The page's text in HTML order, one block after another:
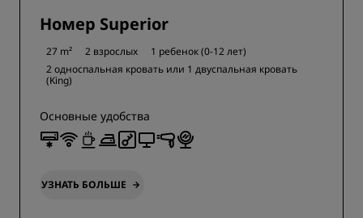
Номер Superior
27 m² 2 взрослых
1 ребенок (0-12 лет)
2 односпальная кровать или 1 двуспальная кровать
(King)
Основные удобства
УЗНАТЬ БОЛЬШЕ